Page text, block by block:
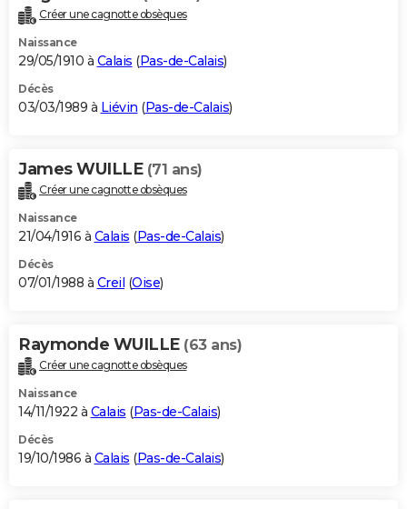
Créer une cagnotte obsèques
Naissance
29/05/1910 à Calais (Pas-de-Calais)
Décès
03/03/1989 à Liévin (Pas-de-Calais)
James WUILLE (71 ans)
Créer une cagnotte obsèques
Naissance
21/04/1916 à Calais (Pas-de-Calais)
Décès
07/01/1988 à Creil (Oise)
Raymonde WUILLE (63 ans)
Créer une cagnotte obsèques
Naissance
14/11/1922 à Calais (Pas-de-Calais)
Décès
19/10/1986 à Calais (Pas-de-Calais)